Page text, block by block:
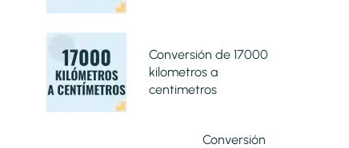
Conversión de 17000
kilometros a
centimetros
Conversión